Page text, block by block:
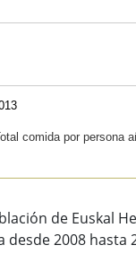
comida por persona
de Euskal
2008 hasta